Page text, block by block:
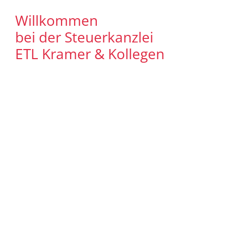
Willkommen
bei der Steuerkanzlei
ETL Kramer & Kollegen